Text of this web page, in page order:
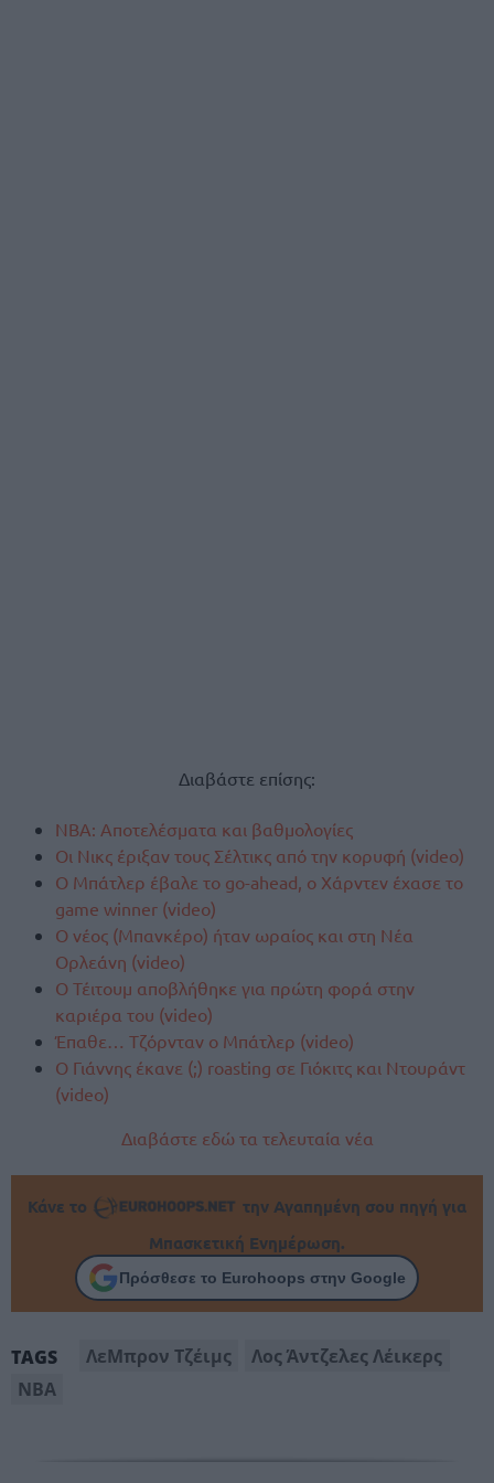
Διαβάστε επίσης:
ΝΒΑ: Αποτελέσματα και βαθμολογίες
Οι Νικς έριξαν τους Σέλτικς από την κορυφή (video)
Ο Μπάτλερ έβαλε το go-ahead, ο Χάρντεν έχασε το
game winner (video)
Ο νέος (Μπανκέρο) ήταν ωραίος και στη Νέα
Ορλεάνη (video)
Ο Τέιτουμ αποβλήθηκε για πρώτη φορά στην
καριέρα του (video)
Έπαθε… Τζόρνταν ο Μπάτλερ (video)
Ο Γιάννης έκανε (;) roasting σε Γιόκιτς και Ντουράντ
(video)
Διαβάστε εδώ τα τελευταία νέα
Κάνε το
την Αγαπημένη σου πηγή για
Μπασκετική Ενημέρωση.
Πρόσθεσε το Eurohoops στην Google
TAGS ΛεΜπρον Τζέιμς
Λος Άντζελες Λέικερς
ΝΒΑ